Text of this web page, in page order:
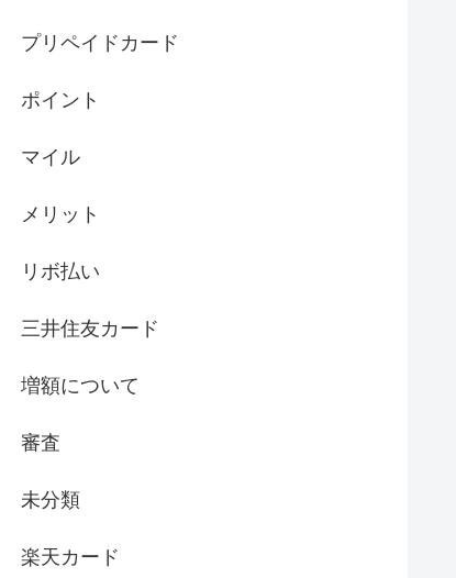
プリペイドカード
ポイント
マイル
メリット
リボ払い
三井住友カード
増額について
審査
未分類
楽天カード